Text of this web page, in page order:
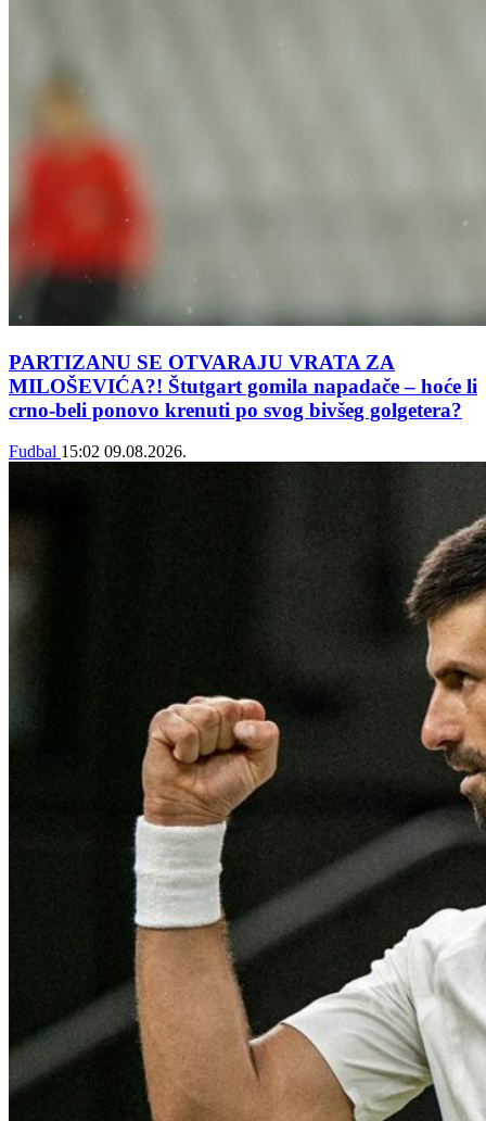
PARTIZANU SE OTVARAJU VRATA ZA
MILOŠEVIĆA?! Štutgart gomila napadače – hoće li
crno-beli ponovo krenuti po svog bivšeg golgetera?
Fudbal 15:02 09.08.2026.